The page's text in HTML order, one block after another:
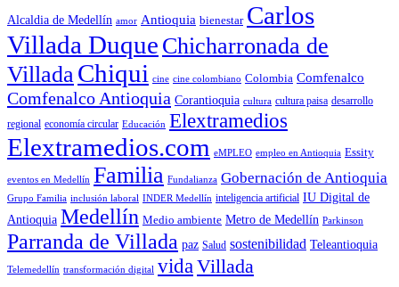
Alcaldia de Medellín amor Antioquia bienestar Carlos
Villada Duque Chicharronada de
VilladaChiqui cine cine colombiano Colombia Comfenalco
Comfenalco Antioquia Corantioquia cultura cultura paisa desarrollo
regional economía circular Educación Elextramedios
Elextramedios.com eMPLEO empleo en Antioquia Essity
eventos en Medellín Familia Fundalianza Gobernación de Antioquia
Grupo Familia inclusión laboral INDER Medellín inteligencia artificial IU Digital de
Antioquia Medellín Medio ambiente Metro de Medellín Parkinson
Parranda de Villada paz Salud sostenibilidad Teleantioquia
Telemedellín transformación digital vida Villada